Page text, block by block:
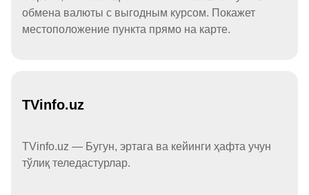
обмена валюты с выгодным курсом. Покажет
местоположение пункта прямо на карте.
TVinfo.uz
TVinfo.uz — Бугун, эртага ва кейинги ҳафта учун
тўлиқ теледастурлар.